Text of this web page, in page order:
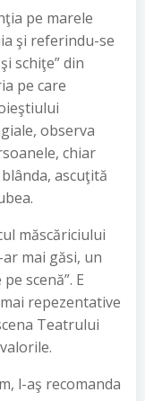
pe marele
şi referindu-se
schiţe” din
pe care
observa
chiar
ascuţită
măscăriciului
mai găsi, un
scenă”. E
repezentative
Teatrului
l-aş recomanda